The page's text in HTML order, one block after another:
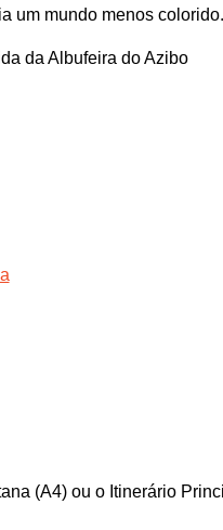
um mundo menos colorido.
da Albufeira do Azibo
(A4) ou o Itinerário